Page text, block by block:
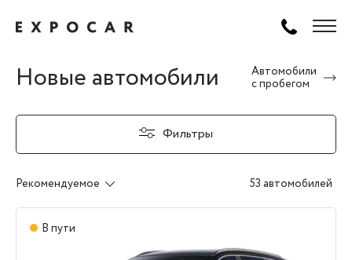
Новые автомобили
Автомобили
с пробегом
Фильтры
Рекомендуемое 53 автомобилей
В пути